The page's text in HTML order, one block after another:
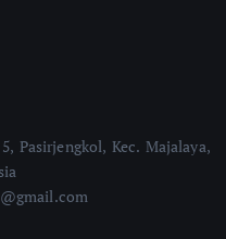
Pasirjengkol, Kec. Majalaya,